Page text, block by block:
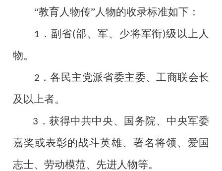
“教育人物传”人物的收录标准如下：
1 ．副省(部、军、少将军衔)级以上人
物。
2 ．各民主党派省委主委、工商联会长
及以上者。
3 ．获得中共中央、国务院、中央军委
嘉奖或表彰的战斗英雄、著名将领、爱国
志士、劳动模范、先进人物等。